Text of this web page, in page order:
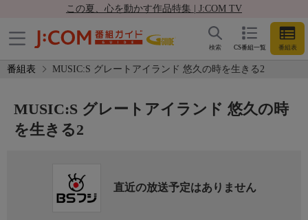
この夏、心を動かす作品特集 | J:COM TV
CS番組一覧 番組表
検索
番組表 MUSIC:S グレートアイランド 悠久の時を生きる2
MUSIC:S グレートアイランド 悠久の時
を生きる2
直近の放送予定はありません